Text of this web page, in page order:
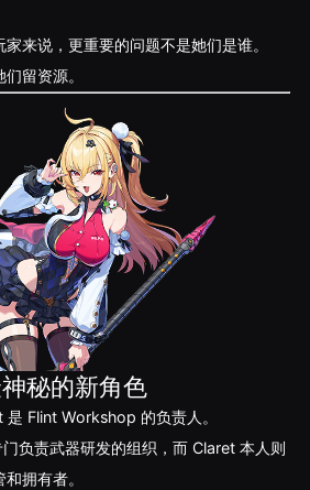
来说，更重要的问题不是她们是谁。
留资源。
秘的新角色
Flint Workshop 的负责人。
负责武器研发的组织，而 Claret 本人则
拥有者。